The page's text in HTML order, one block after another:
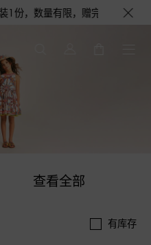
数量有限，赠完即止。即刻
查看全部
有库存